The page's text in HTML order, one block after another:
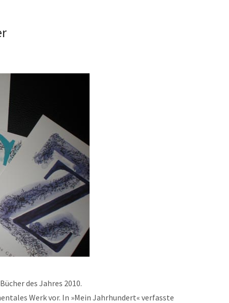
des Jahres 2010.
Werk vor. In »Mein Jahrhundert« verfasste